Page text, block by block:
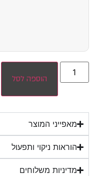
הוספה לסל
מאפייני המוצר
הוראות ניקוי ותפעול
מדיניות משלוחים